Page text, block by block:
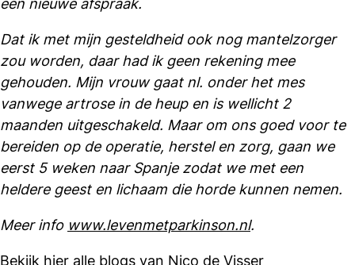
Dat ik met mijn gesteldheid ook nog mantelzorger
zou worden, daar had ik geen rekening mee
gehouden. Mijn vrouw gaat nl. onder het mes
vanwege artrose in de heup en is wellicht 2
maanden uitgeschakeld. Maar om ons goed voor te
bereiden op de operatie, herstel en zorg, gaan we
eerst 5 weken naar Spanje zodat we met een
heldere geest en lichaam die horde kunnen nemen.
Meer info www.levenmetparkinson.nl.
Bekijk hier alle blogs van Nico de Visser